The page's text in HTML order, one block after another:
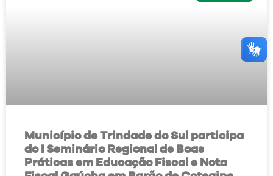
Município de Trindade do Sul participa
do I Seminário Regional de Boas
Práticas em Educação Fiscal e Nota